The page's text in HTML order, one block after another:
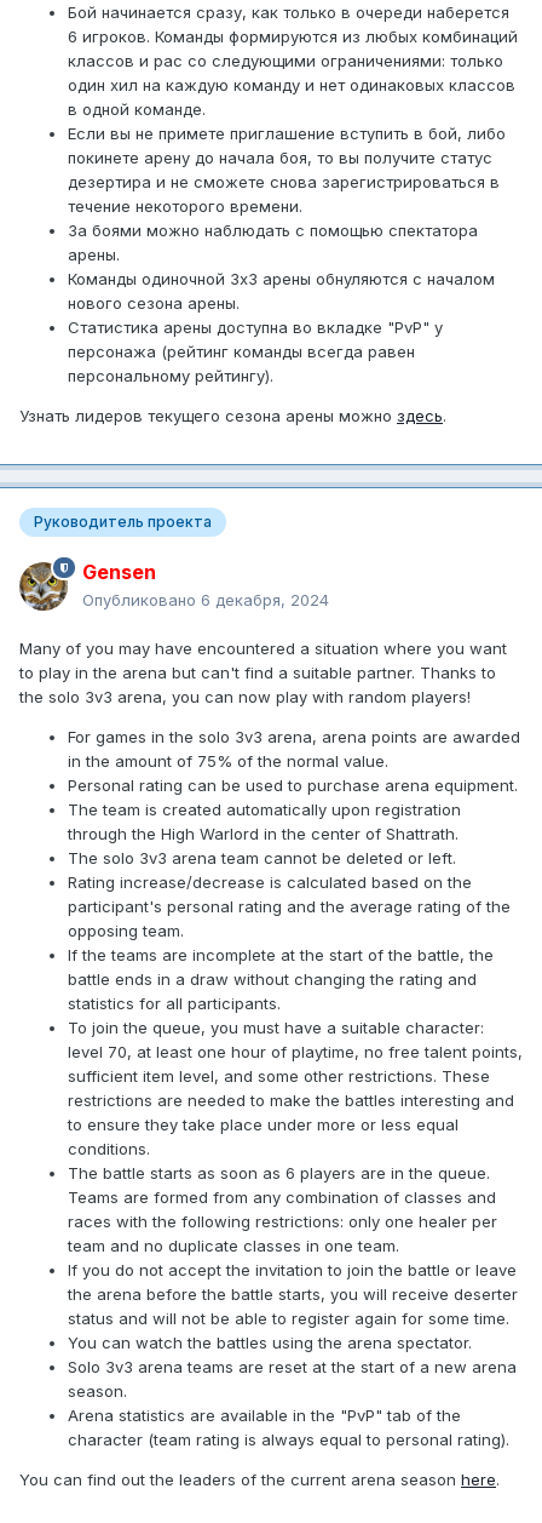
Бой начинается сразу, как только в очереди наберется
6 игроков. Команды формируются из любых комбинаций
классов и рас со следующими ограничениями: только
один хил на каждую команду и нет одинаковых классов
в одной команде.
Если вы не примете приглашение вступить в бой, либо
покинете арену до начала боя, то вы получите статус
дезертира и не сможете снова зарегистрироваться в
течение некоторого времени.
За боями можно наблюдать с помощью спектатора
арены.
Команды одиночной 3х3 арены обнуляются с началом
нового сезона арены.
Статистика арены доступна во вкладке "PvP" у
персонажа (рейтинг команды всегда равен
персональному рейтингу).
Узнать лидеров текущего сезона арены можно здесь.
Руководитель проекта
Gensen
Опубликовано 6 декабря, 2024
Many of you may have encountered a situation where you want
to play in the arena but can't find a suitable partner. Thanks to
the solo 3v3 arena, you can now play with random players!
For games in the solo 3v3 arena, arena points are awarded
in the amount of 75% of the normal value.
Personal rating can be used to purchase arena equipment.
The team is created automatically upon registration
through the High Warlord in the center of Shattrath.
The solo 3v3 arena team cannot be deleted or left.
Rating increase/decrease is calculated based on the
participant's personal rating and the average rating of the
opposing team.
If the teams are incomplete at the start of the battle, the
battle ends in a draw without changing the rating and
statistics for all participants.
To join the queue, you must have a suitable character:
level 70, at least one hour of playtime, no free talent points,
sufficient item level, and some other restrictions. These
restrictions are needed to make the battles interesting and
to ensure they take place under more or less equal
conditions.
The battle starts as soon as 6 players are in the queue.
Teams are formed from any combination of classes and
races with the following restrictions: only one healer per
team and no duplicate classes in one team.
If you do not accept the invitation to join the battle or leave
the arena before the battle starts, you will receive deserter
status and will not be able to register again for some time.
You can watch the battles using the arena spectator.
Solo 3v3 arena teams are reset at the start of a new arena
season.
Arena statistics are available in the "PvP" tab of the
character (team rating is always equal to personal rating).
You can find out the leaders of the current arena season here.